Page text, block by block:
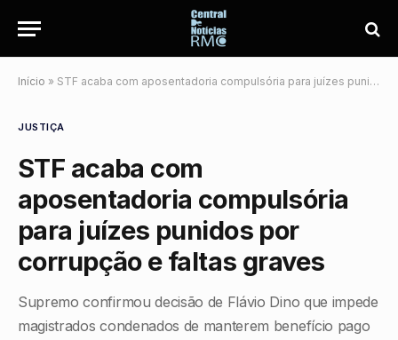
Início » STF acaba com aposentadoria compulsória para juízes punidos por corrupção e faltas graves
JUSTIÇA
STF acaba com
aposentadoria compulsória
para juízes punidos por
corrupção e faltas graves
Supremo confirmou decisão de Flávio Dino que impede
magistrados condenados de manterem benefício pago